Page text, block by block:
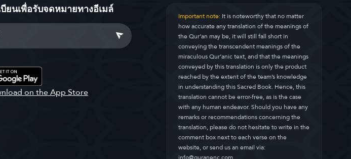
ยนเพื่อรับจดหมายทางอีเมล์ Important note:It is noteworthy that no matter
how accurate any translation of the meanings of
the Qur’an may be, it will still fall short in
conveying the transcendent meanings of the
miraculous Qur’anic text, and that the meanings
conveyed by this translation is only the product
reached by the extent of the team’s knowledge
in understanding this Sacred Book. Hence, this
translation cannot be error-free, as is the case
with any human endeavor. Should you have any
remarks or recommendations concerning the
translation, please do not hesitate to write in the
comment box next to each verse on the
website, or send us an email via: